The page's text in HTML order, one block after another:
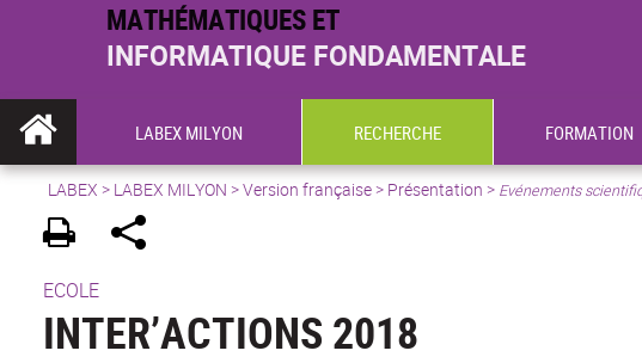
MATHÉMATIQUES ET
INFORMATIQUE FONDAMENTALE
LABEX MILYON RECHERCHE FORMATION
LABEX > LABEX MILYON >Version française> Présentation > Evénements
ECOLE
INTER’ACTIONS 2018